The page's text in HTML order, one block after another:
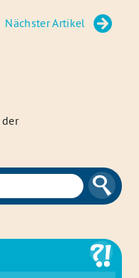
Nächster Artikel